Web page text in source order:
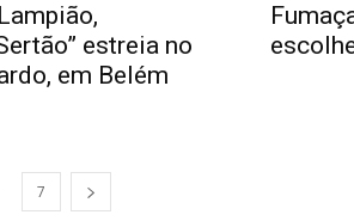
estreia no
em Belém
7